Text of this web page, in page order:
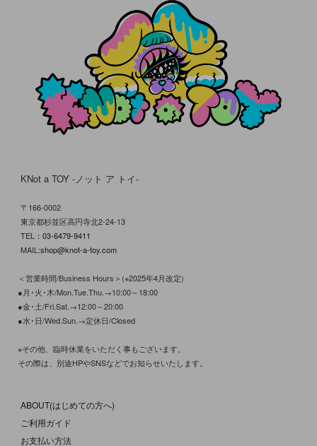
KNot a TOY -ノット ア トイ-
〒166-0002
東京都杉並区高円寺北2-24-13
TEL： 03-6479-9411
MAIL:shop@knot-a-toy.com
＜営業時間/Business Hours＞(※2025年4月改定)
●月･火･木/Mon.Tue.Thu.→10:00～18:00
●金･土/Fri.Sat.→12:00～20:00
●水･日/Wed.Sun.→定休日/Closed
※その他、臨時休業をいただく事もございます。
その際は、別途HPやSNSなどでお知らせいたします。
ABOUT(はじめての方へ)
ご利用ガイド
お支払い方法